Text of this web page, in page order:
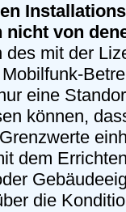
von
des mit der
eine
können,
dem
die